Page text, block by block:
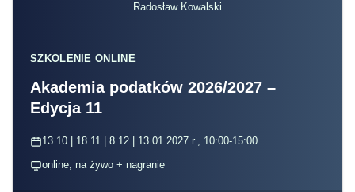
Radosław Kowalski
SZKOLENIE ONLINE
Akademia podatków 2026/2027 –
Edycja 11
13.10 | 18.11 | 8.12 | 13.01.2027 r., 10:00-15:00
online, na żywo + nagranie